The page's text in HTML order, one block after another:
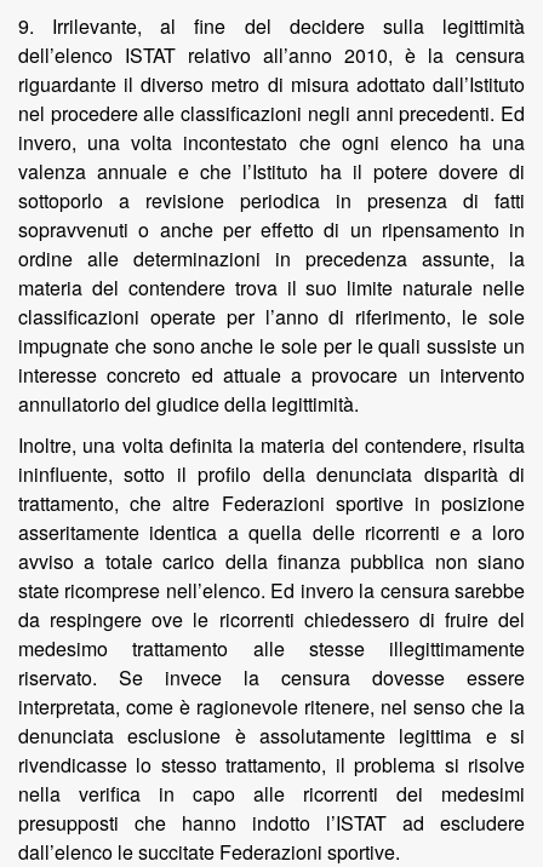
9. Irrilevante, al fine del decidere sulla legittimità
dell’elenco ISTAT relativo all’anno 2010, è la censura
riguardante il diverso metro di misura adottato dall’Istituto
nel procedere alle classificazioni negli anni precedenti. Ed
invero, una volta incontestato che ogni elenco ha una
valenza annuale e che l’Istituto ha il potere dovere di
sottoporlo a revisione periodica in presenza di fatti
sopravvenuti o anche per effetto di un ripensamento in
ordine alle determinazioni in precedenza assunte, la
materia del contendere trova il suo limite naturale nelle
classificazioni operate per l’anno di riferimento, le sole
impugnate che sono anche le sole per le quali sussiste un
interesse concreto ed attuale a provocare un intervento
annullatorio del giudice della legittimità.
Inoltre, una volta definita la materia del contendere, risulta
ininfluente, sotto il profilo della denunciata disparità di
trattamento, che altre Federazioni sportive in posizione
asseritamente identica a quella delle ricorrenti e a loro
avviso a totale carico della finanza pubblica non siano
state ricomprese nell’elenco. Ed invero la censura sarebbe
da respingere ove le ricorrenti chiedessero di fruire del
medesimo trattamento alle stesse illegittimamente
riservato. Se invece la censura dovesse essere
interpretata, come è ragionevole ritenere, nel senso che la
denunciata esclusione è assolutamente legittima e si
rivendicasse lo stesso trattamento, il problema si risolve
nella verifica in capo alle ricorrenti dei medesimi
presupposti che hanno indotto l’ISTAT ad escludere
dall’elenco le succitate Federazioni sportive.